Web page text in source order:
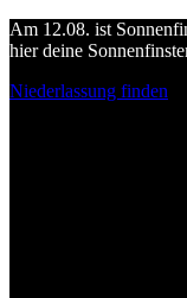
Am 12.08. ist
hier deine
Niederlassung finden